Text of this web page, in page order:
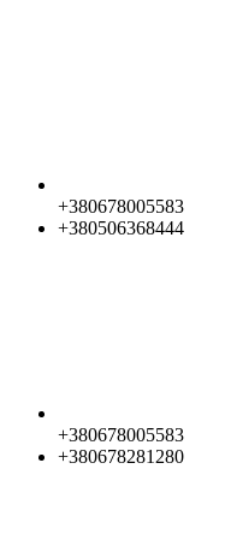
+380678005583
+380506368444
+380678005583
+380678281280